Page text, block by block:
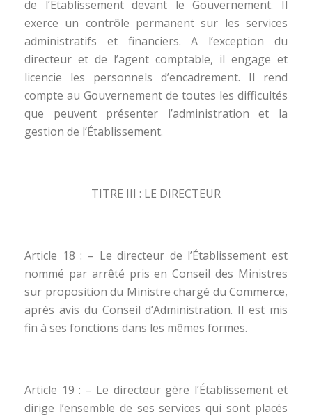
de l’Établissement devant le Gouvernement. Il
exerce un contrôle permanent sur les services
administratifs et financiers. A l’exception du
directeur et de l’agent comptable, il engage et
licencie les personnels d’encadrement. Il rend
compte au Gouvernement de toutes les difficultés
que peuvent présenter l’administration et la
gestion de l’Établissement.
TITRE III : LE DIRECTEUR
Article 18 : – Le directeur de l’Établissement est
nommé par arrêté pris en Conseil des Ministres
sur proposition du Ministre chargé du Commerce,
après avis du Conseil d’Administration. Il est mis
fin à ses fonctions dans les mêmes formes.
Article 19 : – Le directeur gère l’Établissement et
dirige l’ensemble de ses services qui sont placés